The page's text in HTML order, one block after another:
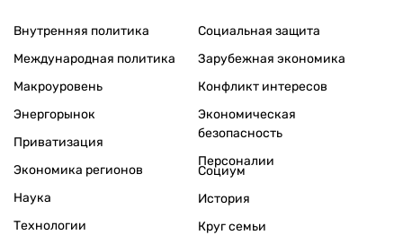
Внутренняя политика
Международная политика
Макроуровень
Энергорынок
Приватизация
Экономика регионов
Социальная защита
Зарубежная экономика
Конфликт интересов
Экономическая
безопасность
Персоналии
Наука
Технологии
Социум
История
Круг семьи